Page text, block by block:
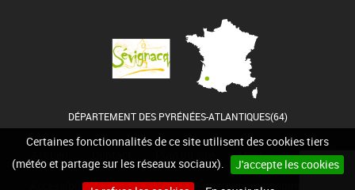
Certaines fonctionnalités de ce site utilisent des cookies tiers
(météo et partage sur les réseaux sociaux).
J'accepte les cookies
DÉPARTEMENT DES PYRÉNÉES-ATLANTIQUES(64)
Mentions légales
Accessibilité Cookies Site internet pour communes